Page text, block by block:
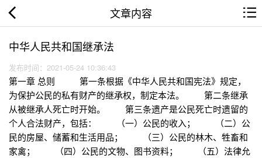
文章内容
中华人民共和国继承法
发布时间：2021-05-24 10:36:43
第一章 总则 第一条根据《中华人民共和国宪法》规定，
为保护公民的私有财产的继承权，制定本法。 第二条继承
从被继承人死亡时开始。 第三条遗产是公民死亡时遗留的
个人合法财产，包括： （一）公民的收入； （二）公
民的房屋、储蓄和生活用品； （三）公民的林木、牲畜和
家禽； （四）公民的文物、图书资料； （五）法律允